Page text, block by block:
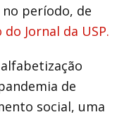
período, de
Jornal da USP.
de
social, uma